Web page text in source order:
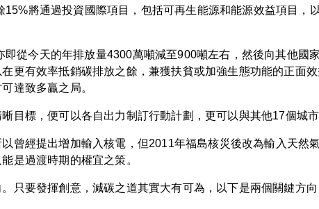
將通過投資國際項目，包括可再生能源和能源效益項目，
從今天的年排放量4300萬噸減至900噸左右，然後向其他國
更有效率抵銷碳排放之餘，兼獲扶貧或加強生態功能的正面
達致多贏之局。
目標，便可以各自出力制訂行動計劃，更可以與其他17個城
曾經提出增加輸入核電，但2011年福島核災後改為輸入天然
是過渡時期的權宜之策。
只要發揮創意，減碳之道其實大有可為，以下是兩個關鍵方向